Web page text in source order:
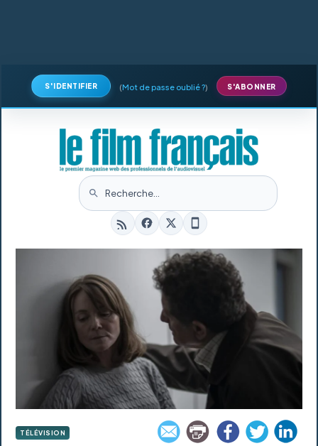
S'IDENTIFIER (Mot de passe oublié ?) S'ABONNER
TÉLÉVISION